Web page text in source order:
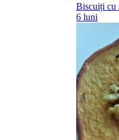
Biscuiți cu
6 luni